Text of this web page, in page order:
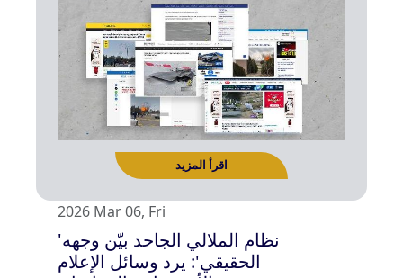
2026 Mar 06, Fri
'نظام الملالي الجاحد بيّن وجهه
الحقيقي': يرد وسائل الإعلام